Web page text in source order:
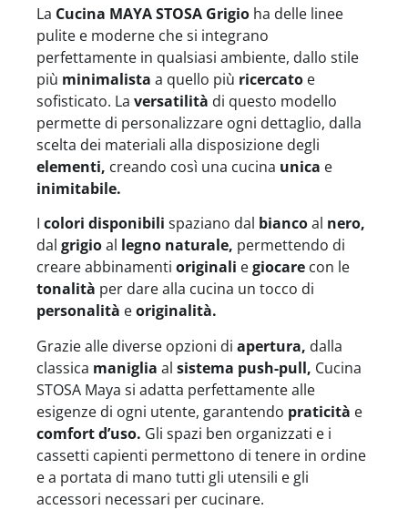
La Cucina MAYA STOSA Grigio ha delle linee
pulite e moderne che si integrano
perfettamente in qualsiasi ambiente, dallo stile
più minimalista a quello più ricercato e
sofisticato. La versatilità di questo modello
permette di personalizzare ogni dettaglio, dalla
scelta dei materiali alla disposizione degli
elementi, creando così una cucina unica e
inimitabile.
I colori disponibili spaziano dal biancoal nero,
dal grigioal legno naturale, permettendo di
creare abbinamenti originali egiocare con le
tonalità per dare alla cucina un tocco di
personalità eoriginalità.
Grazie alle diverse opzioni di apertura, dalla
classica maniglia al sistema push-pull, Cucina
STOSA Maya si adatta perfettamente alle
esigenze di ogni utente, garantendo praticità e
comfort d’uso. Gli spazi ben organizzati e i
cassetti capienti permettono di tenere in ordine
e a portata di mano tutti gli utensili e gli
accessori necessari per cucinare.